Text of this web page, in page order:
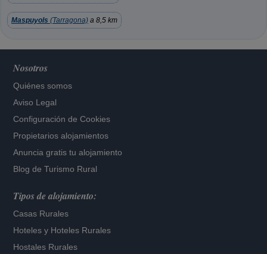
Maspuyols (Tarragona) a 8,5 km
Nosotros
Quiénes somos
Aviso Legal
Configuración de Cookies
Propietarios alojamientos
Anuncia gratis tu alojamiento
Blog de Turismo Rural
Tipos de alojamiento:
Casas Rurales
Hoteles y Hoteles Rurales
Hostales Rurales